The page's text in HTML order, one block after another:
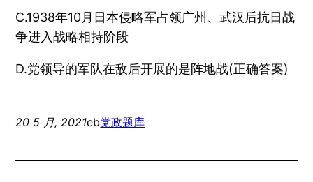
C.1938年10月日本侵略军占领广州、武汉后抗日战
争进入战略相持阶段
D.党领导的军队在敌后开展的是阵地战(正确答案)
20 5 月, 2021eb党政题库